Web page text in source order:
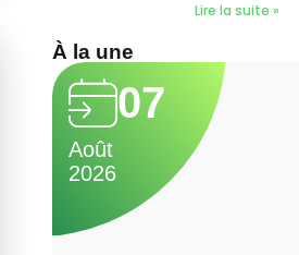
Lire la suite »
À la une
07
Août
2026